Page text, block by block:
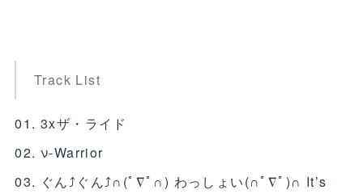
Track List
01. 3xザ・ライド
02. ν-Warrior
03. ぐん⤴ぐん⤴∩(ﾟ∇ﾟ∩) わっしょい(∩ﾟ∇ﾟ)∩ It’s